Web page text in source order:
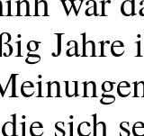
Jahre
sich